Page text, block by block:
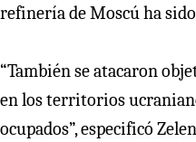
refinería de Moscú ha sido
“También se atacaron
en los territorios
ocupados”, especificó